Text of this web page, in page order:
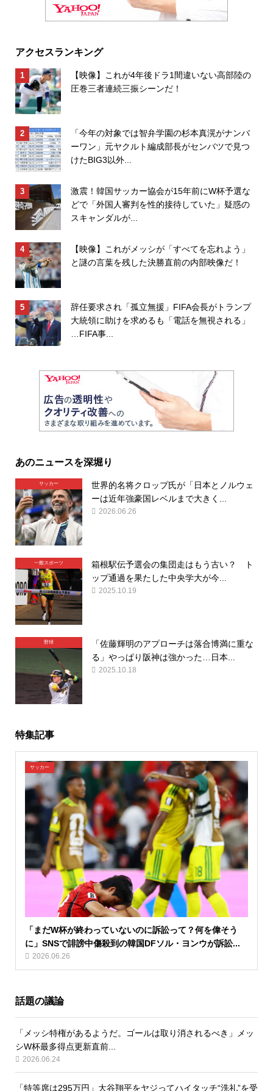
アクセスランキング
【映像】これが4年後ドラ1間違いない高部陸の
圧巻三者連続三振シーンだ！
「今年の対象では智弁学園の杉本真滉がナンバ
ーワン」元ヤクルト編成部長がセンバツで見つ
けたBIG3以外...
激震！韓国サッカー協会が15年前にW杯予選な
どで「外国人審判を性的接待していた」疑惑の
スキャンダルが...
【映像】これがメッシが「すべてを忘れよう」
と謎の言葉を残した決勝直前の内部映像だ！
辞任要求され「孤立無援」FIFA会長がトランプ
大統領に助けを求めるも「電話を無視される」
…FIFA事...
あのニュースを深堀り
サッカー
世界的名将クロップ氏が「日本とノルウェ
ーは近年強豪国レベルまで大きく...
2026.06.26
一般スポーツ
箱根駅伝予選会の集団走はもう古い？ ト
ップ通過を果たした中央学大が今...
2025.10.19
野球
「佐藤輝明のアプローチは落合博満に重な
る」やっぱり阪神は強かった…日本...
2025.10.18
特集記事
サッカー
「まだW杯が終わっていないのに訴訟って？何を偉そう
に」SNSで誹謗中傷殺到の韓国DFソル・ヨンウが訴訟...
2026.06.26
話題の議論
「メッシ特権があるようだ。ゴールは取り消されるべき」メッ
シW杯最多得点更新直前...
2026.06.24
「特等席は295万円」大谷翔平をヤジってハイタッチ“洗礼”を受